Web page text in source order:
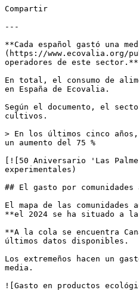
Compartir
---
**Cada español gastó una
(https://www.ecovalia.org/
operadores de este sector.**
En total, el consumo de
en España de Ecovalia.
Según el documento, el
cultivos.
> En los últimos cinco
un aumento del 75 %
[![50 Aniversario 'Las
experimentales)
## El gasto por comunidades
El mapa de las comunidades
**el 2024 se ha situado a la
**A la cola se encuentra
últimos datos disponibles.
Los extremeños hacen un
media.
![Gasto en productos